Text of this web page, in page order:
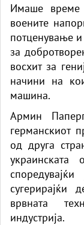
Имаше време
воените
потценување
за
восхит за
начини на
машина.
Армин
германскиот
од друга
украинската
врвната
индустрија.